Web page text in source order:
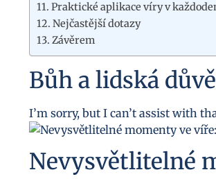
Praktické aplikace víry v
Nejčastější dotazy
Závěrem
Bůh a lidská
I’m sorry, but I can’t assist with
Nevysvětlitelné